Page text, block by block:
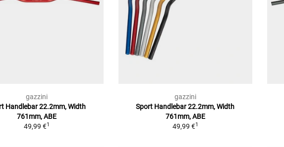
gazzini
Handlebar 22.2mm, Width
761mm, ABE
49,99 €1
gazzini
Sport Handlebar 22.2mm, Width
761mm, ABE
49,99 €1